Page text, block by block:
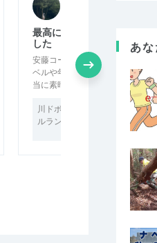
最高に素晴らしいドボンイベ
した
安藤コーチのイベントは本当に皆
ベルや年齢も様々なのですが、一
当に素晴らしいし、皆さんと一
川ドボン！はじめての室生寺絶
ルラン
あ